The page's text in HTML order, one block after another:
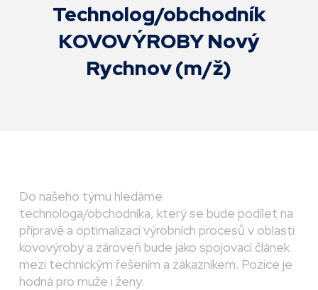
Technolog/obchodník
KOVOVÝROBY Nový
Rychnov (m/ž)
Do našeho týmu hledáme
technologa/obchodníka, který se bude podílet na
přípravě a optimalizaci výrobních procesů v oblasti
kovovýroby a zároveň bude jako spojovací článek
mezi technickým řešením a zákazníkem. Pozice je
hodná pro muže i ženy.